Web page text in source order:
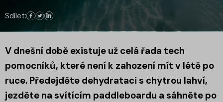
Sdílet:
V dnešní době existuje už celá řada tech
pomocníků, které není k zahození mít v létě po
ruce. Předejděte dehydrataci s chytrou lahví,
jezděte na svítícím paddleboardu a sáhněte po